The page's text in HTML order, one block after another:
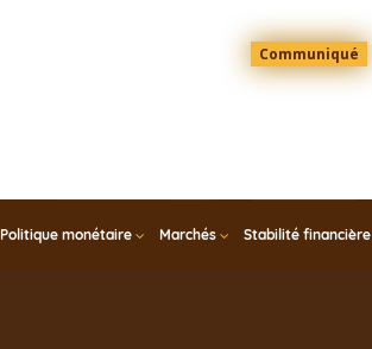
Menu
Top
Communiqué
Politique monétaire Marchés Stabilité financière